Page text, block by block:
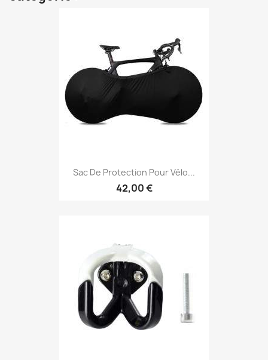
Sac De Protection Pour Vélo...
42,00 €